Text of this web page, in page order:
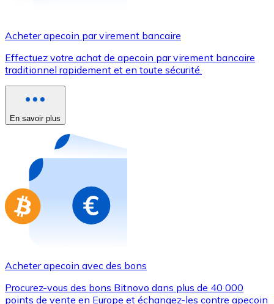
Utilisez les cartes Visa et Mastercard pour acheter
Acheter avec carte
Nouveau
Achetez des cartes-cadeaux de vos marques
Aller à la boutique de cartes-cadeaux
Acheter apecoin par virement bancaire
Effectuez votre achat de apecoin par virement bancaire
traditionnel rapidement et en toute sécurité.
En savoir plus
Acheter apecoin avec des bons
Procurez-vous des bons Bitnovo dans plus de 40 000
points de vente en Europe et échangez-les contre apecoin